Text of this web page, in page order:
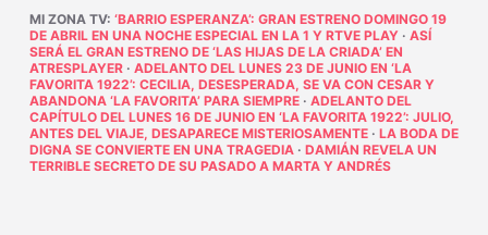
MI ZONA TV: ‘BARRIO ESPERANZA’: GRAN ESTRENO DOMINGO 19
DE ABRIL EN UNA NOCHE ESPECIAL EN LA 1 Y RTVE PLAY· ASÍ
SERÁ EL GRAN ESTRENO DE ‘LAS HIJAS DE LA CRIADA’ EN
ATRESPLAYER· ADELANTO DEL LUNES 23 DE JUNIO EN ‘LA
FAVORITA 1922’: CECILIA, DESESPERADA, SE VA CON CESAR Y
ABANDONA ‘LA FAVORITA’ PARA SIEMPRE· ADELANTO DEL
CAPÍTULO DEL LUNES 16 DE JUNIO EN ‘LA FAVORITA 1922’: JULIO,
ANTES DEL VIAJE, DESAPARECE MISTERIOSAMENTE· LA BODA DE
DIGNA SE CONVIERTE EN UNA TRAGEDIA· DAMIÁN REVELA UN
TERRIBLE SECRETO DE SU PASADO A MARTA Y ANDRÉS